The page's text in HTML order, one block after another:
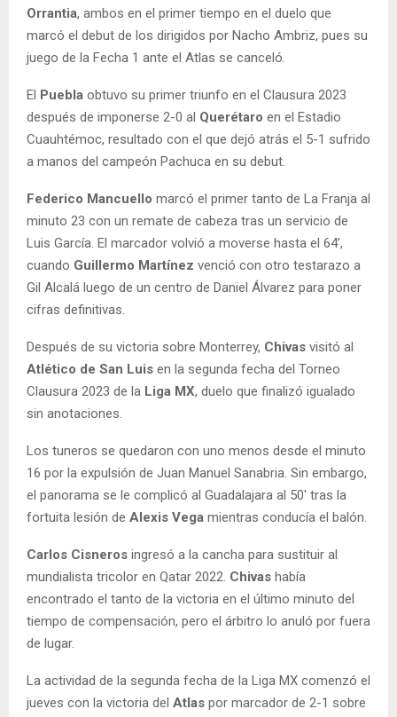
Orrantia, ambos en el primer tiempo en el duelo que
marcó el debut de los dirigidos por Nacho Ambriz, pues su
juego de la Fecha 1 ante el Atlas se canceló.
El Puebla obtuvo su primer triunfo en el Clausura 2023
después de imponerse 2-0 al Querétaro en el Estadio
Cuauhtémoc, resultado con el que dejó atrás el 5-1 sufrido
a manos del campeón Pachuca en su debut.
Federico Mancuello marcó el primer tanto de La Franja al
minuto 23 con un remate de cabeza tras un servicio de
Luis García. El marcador volvió a moverse hasta el 64’,
cuando Guillermo Martínez venció con otro testarazo a
Gil Alcalá luego de un centro de Daniel Álvarez para poner
cifras definitivas.
Después de su victoria sobre Monterrey, Chivas visitó al
Atlético de San Luis en la segunda fecha del Torneo
Clausura 2023 de la Liga MX, duelo que finalizó igualado
sin anotaciones.
Los tuneros se quedaron con uno menos desde el minuto
16 por la expulsión de Juan Manuel Sanabria. Sin embargo,
el panorama se le complicó al Guadalajara al 50′ tras la
fortuita lesión de Alexis Vega mientras conducía el balón.
Carlos Cisneros ingresó a la cancha para sustituir al
mundialista tricolor en Qatar 2022. Chivas había
encontrado el tanto de la victoria en el último minuto del
tiempo de compensación, pero el árbitro lo anuló por fuera
de lugar.
La actividad de la segunda fecha de la Liga MX comenzó el
jueves con la victoria del Atlas por marcador de 2-1 sobre